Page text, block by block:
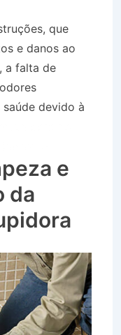
que
e danos ao
a falta de
devido à
e
da